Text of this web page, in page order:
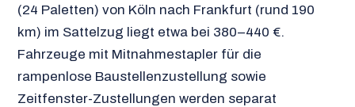
(24 Paletten) von Köln nach Frankfurt (rund 190
km) im Sattelzug liegt etwa bei 380–440 €.
Fahrzeuge mit Mitnahmestapler für die
rampenlose Baustellenzustellung sowie
Zeitfenster-Zustellungen werden separat